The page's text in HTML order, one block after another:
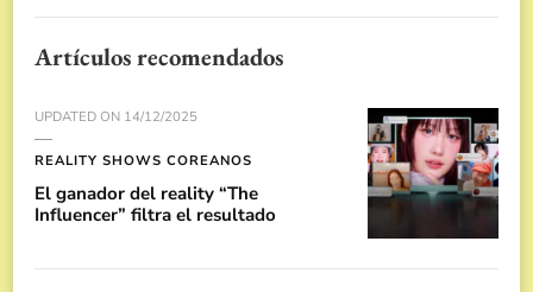
Artículos recomendados
UPDATED ON 14/12/2025
REALITY SHOWS COREANOS
El ganador del reality “The
Influencer” filtra el resultado